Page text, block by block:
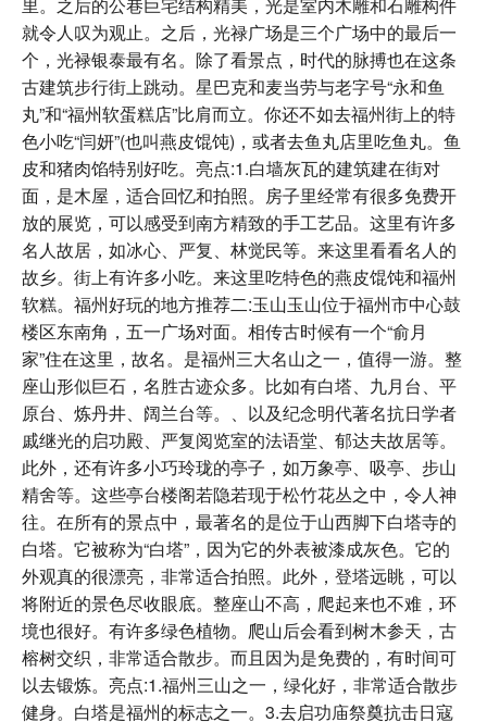
就令人叹为观止。之后，光禄广场是三个广场中的最后一
个，光禄银泰最有名。除了看景点，时代的脉搏也在这条
古建筑步行街上跳动。星巴克和麦当劳与老字号“永和鱼
丸”和“福州软蛋糕店”比肩而立。你还不如去福州街上的特
色小吃“闫妍”(也叫燕皮馄饨)，或者去鱼丸店里吃鱼丸。鱼
皮和猪肉馅特别好吃。亮点:1.白墙灰瓦的建筑建在街对
面，是木屋，适合回忆和拍照。房子里经常有很多免费开
放的展览，可以感受到南方精致的手工艺品。这里有许多
名人故居，如冰心、严复、林觉民等。来这里看看名人的
故乡。街上有许多小吃。来这里吃特色的燕皮馄饨和福州
软糕。福州好玩的地方推荐二:玉山玉山位于福州市中心鼓
楼区东南角，五一广场对面。相传古时候有一个“俞月
家”住在这里，故名。是福州三大名山之一，值得一游。整
座山形似巨石，名胜古迹众多。比如有白塔、九月台、平
原台、炼丹井、阔兰台等。、以及纪念明代著名抗日学者
戚继光的启功殿、严复阅览室的法语堂、郁达夫故居等。
此外，还有许多小巧玲珑的亭子，如万象亭、吸亭、步山
精舍等。这些亭台楼阁若隐若现于松竹花丛之中，令人神
往。在所有的景点中，最著名的是位于山西脚下白塔寺的
白塔。它被称为“白塔”，因为它的外表被漆成灰色。它的
外观真的很漂亮，非常适合拍照。此外，登塔远眺，可以
将附近的景色尽收眼底。整座山不高，爬起来也不难，环
境也很好。有许多绿色植物。爬山后会看到树木参天，古
榕树交织，非常适合散步。而且因为是免费的，有时间可
以去锻炼。亮点:1.福州三山之一，绿化好，非常适合散步
健身。白塔是福州的标志之一。3.去启功庙祭奠抗击日寇